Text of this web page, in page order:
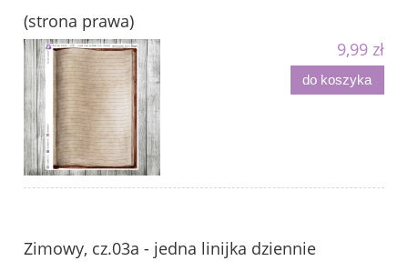
(strona prawa)
9,99 zł
do koszyka
Zimowy, cz.03a - jedna linijka dziennie